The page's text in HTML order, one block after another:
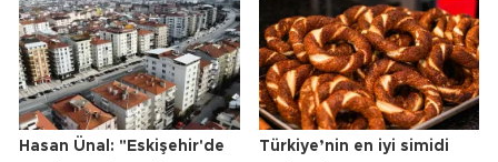
Hasan Ünal: "Eskişehir'de
Türkiye’nin en iyi simidi